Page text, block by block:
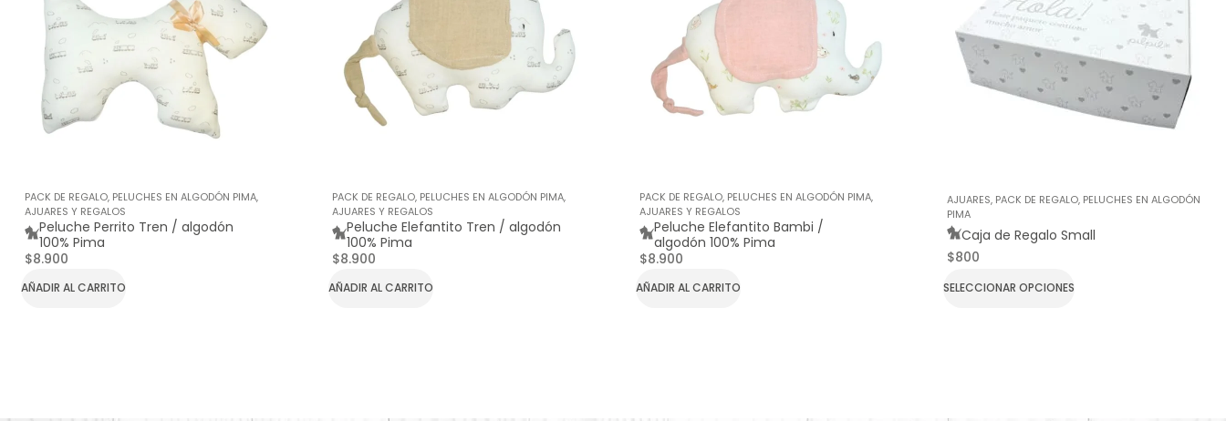
PACK DE REGALO, PELUCHES EN ALGODÓN PIMA,
AJUARES Y REGALOS
Peluche Perrito Tren / algodón
100% Pima
$8.900
AÑADIR AL CARRITO
PACK DE REGALO, PELUCHES EN ALGODÓN PIMA,
AJUARES Y REGALOS
Peluche Elefantito Tren / algodón
100% Pima
$8.900
AÑADIR AL CARRITO
PACK DE REGALO, PELUCHES EN ALGODÓN PIMA,
AJUARES Y REGALOS
Peluche Elefantito Bambi /
algodón 100% Pima
$8.900
AÑADIR AL CARRITO
AJUARES, PACK DE REGALO, PELUCHES EN ALGODÓN
PIMA
Caja de Regalo Small
$800
SELECCIONAR OPCIONES